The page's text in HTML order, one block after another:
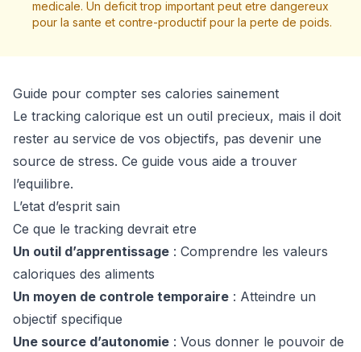
medicale. Un deficit trop important peut etre dangereux
pour la sante et contre-productif pour la perte de poids.
Guide pour compter ses calories sainement
Le tracking calorique est un outil precieux, mais il doit
rester au service de vos objectifs, pas devenir une
source de stress. Ce guide vous aide a trouver
l’equilibre.
L’etat d’esprit sain
Ce que le tracking devrait etre
Un outil d’apprentissage : Comprendre les valeurs
caloriques des aliments
Un moyen de controle temporaire : Atteindre un
objectif specifique
Une source d’autonomie : Vous donner le pouvoir de